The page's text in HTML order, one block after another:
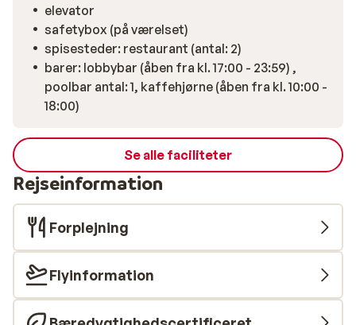
elevator
safetybox (på værelset)
spisesteder: restaurant (antal: 2)
barer: lobbybar (åben fra kl. 17:00 - 23:59) ,
poolbar antal: 1, kaffehjørne (åben fra kl. 10:00 -
18:00)
Se alle faciliteter
Rejseinformation
Forplejning
Flyinformation